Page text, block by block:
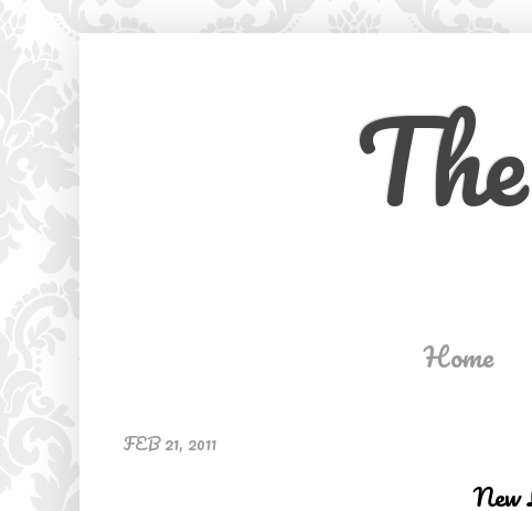
Home
FEB 21, 2011
New